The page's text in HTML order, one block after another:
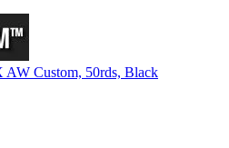
Custom, 50rds, Black